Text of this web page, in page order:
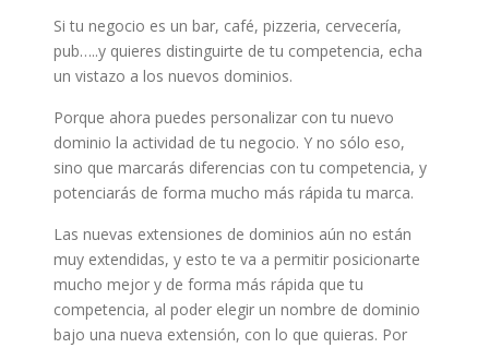
Si tu negocio es un bar, café, pizzeria, cervecería,
pub…..y quieres distinguirte de tu competencia, echa
un vistazo a los nuevos dominios.
Porque ahora puedes personalizar con tu nuevo
dominio la actividad de tu negocio. Y no sólo eso,
sino que marcarás diferencias con tu competencia, y
potenciarás de forma mucho más rápida tu marca.
Las nuevas extensiones de dominios aún no están
muy extendidas, y esto te va a permitir posicionarte
mucho mejor y de forma más rápida que tu
competencia, al poder elegir un nombre de dominio
bajo una nueva extensión, con lo que quieras. Por